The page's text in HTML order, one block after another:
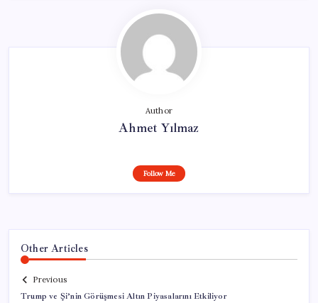
Author
Ahmet Yılmaz
Follow Me
Other Articles
Previous
Trump ve Şi’nin Görüşmesi Altın Piyasalarını Etkiliyor